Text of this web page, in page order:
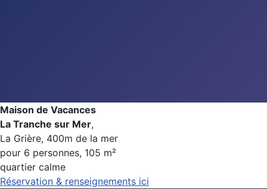
Maison de Vacances
La Tranche sur Mer,
La Grière, 400m de la mer
pour 6 personnes, 105 m²
quartier calme
Réservation & renseignements ici